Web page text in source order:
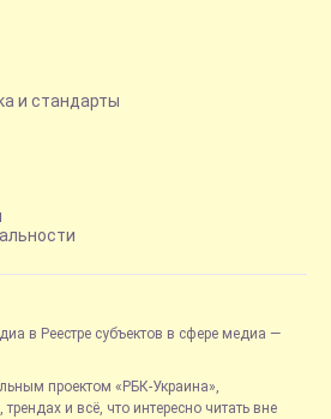
и стандарты
в Реестре субъектов в сфере медиа —
проектом «РБК-Украина»,
и всё, что интересно читать вне